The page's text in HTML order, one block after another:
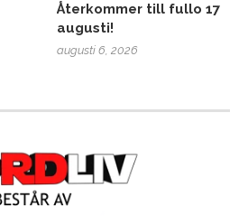
Återkommer till fullo 17
augusti!
augusti 6, 2026